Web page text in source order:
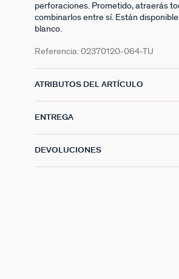
perforaciones. Prometido, atraerás
combinarlos entre sí. Están
blanco.
Referencia: 02370120-064-TU
ATRIBUTOS DEL ARTÍCULO
ENTREGA
DEVOLUCIONES